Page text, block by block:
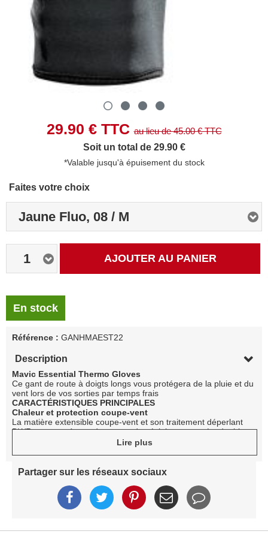
29.90 € TTCau lieu de45.00€ TTC
Soit un total de 29.90 €
*Valable jusqu'à épuisement du stock
Faites votre choix
Jaune Fluo, 08 / M
1 AJOUTER AU PANIER
En stock
Référence : GANHMAEST22
Description
Mavic Essential Thermo Gloves
Ce gant de route à doigts longs vous protégera de la pluie et du
vent lors de vos sorties par temps frais
CARACTÉRISTIQUES PRINCIPALES
Chaleur et protection coupe-vent
La matière extensible coupe-vent et son traitement déperlant
DWR vous protègent du vent et des éclaboussures La doublure
polaire est douce, confortable et chaude
contribuent à l’absorption des vibrations du guidon Finitions en
silicone au bout des doigts Gant à doigts longs
Plusieurs éléments réfléchissants sur les doigts assurent une
bonne visibilité pendant vos sorties
Lire plus
Partager sur les réseaux sociaux